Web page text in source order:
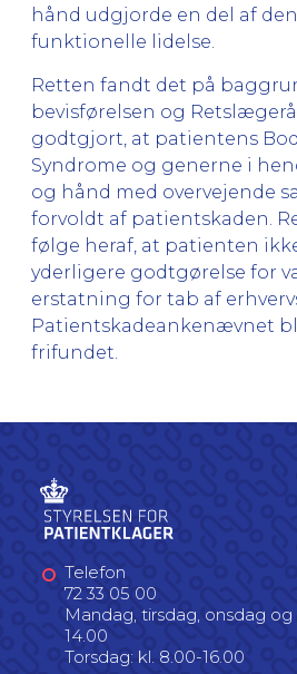
hånd udgjorde en del af
funktionelle lidelse.
Retten fandt det på
bevisførelsen og
godtgjort, at patientens
Syndrome og generne i
og hånd med overvejende
forvoldt af patientskaden.
følge heraf, at patienten
yderligere godtgørelse for
erstatning for tab af
Patientskadeankenævnet
frifundet.
Telefon
72 33 05 00
Mandag, tirsdag, onsdag
14.00
Torsdag: kl. 8.00-16.00